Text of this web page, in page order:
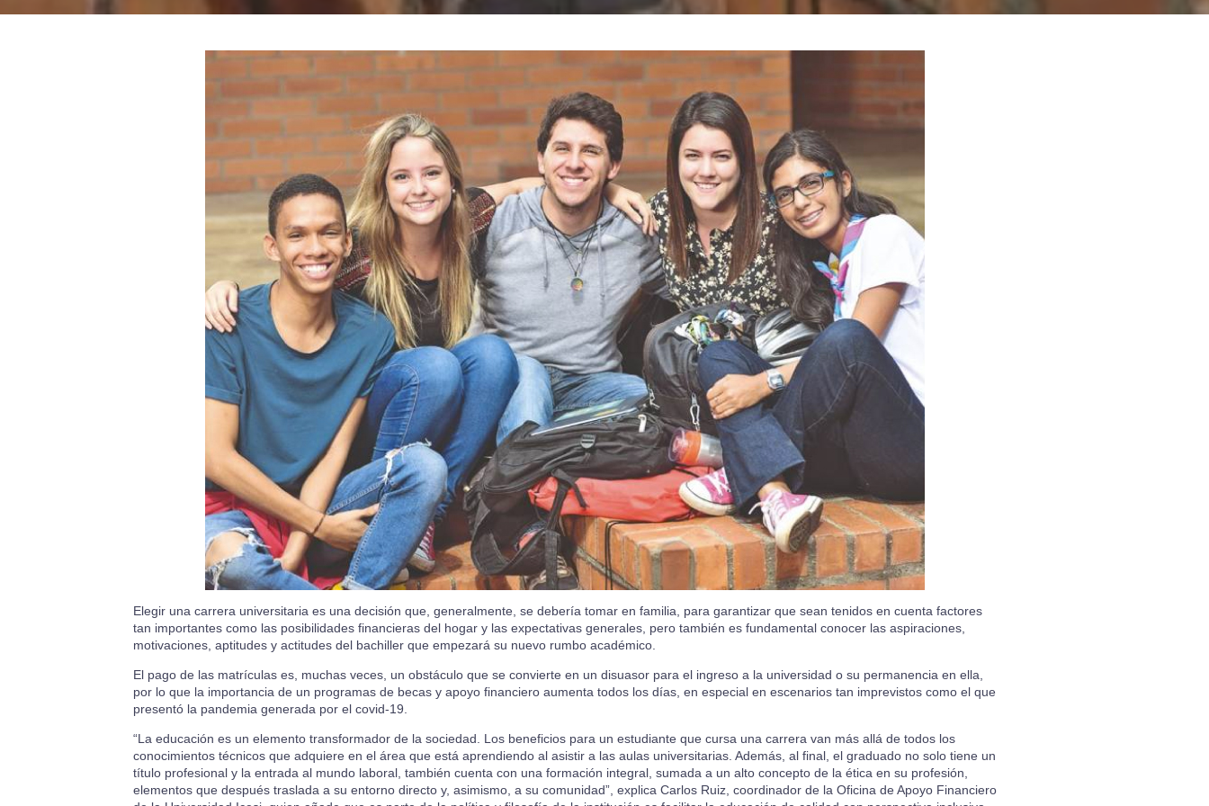
Elegir una carrera universitaria es una decisión que, generalmente, se debería tomar en familia, para garantizar que sean tenidos en cuenta factores
tan importantes como las posibilidades financieras del hogar y las expectativas generales, pero también es fundamental conocer las aspiraciones,
motivaciones, aptitudes y actitudes del bachiller que empezará su nuevo rumbo académico.
El pago de las matrículas es, muchas veces, un obstáculo que se convierte en un disuasor para el ingreso a la universidad o su permanencia en ella,
por lo que la importancia de un programas de becas y apoyo financiero aumenta todos los días, en especial en escenarios tan imprevistos como el que
presentó la pandemia generada por el covid-19.
“La educación es un elemento transformador de la sociedad. Los beneficios para un estudiante que cursa una carrera van más allá de todos los
conocimientos técnicos que adquiere en el área que está aprendiendo al asistir a las aulas universitarias. Además, al final, el graduado no solo tiene un
título profesional y la entrada al mundo laboral, también cuenta con una formación integral, sumada a un alto concepto de la ética en su profesión,
elementos que después traslada a su entorno directo y, asimismo, a su comunidad”, explica Carlos Ruiz, coordinador de la Oficina de Apoyo Financiero